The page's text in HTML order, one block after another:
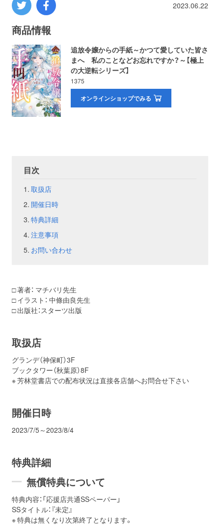
2023.06.22
商品情報
追放令嬢からの手紙～かつて愛していた皆さ
まへ 私のことなどお忘れですか？～【極上
の大逆転シリーズ】
1375
オンラインショップでみる
目次
取扱店
開催日時
特典詳細
注意事項
お問い合わせ
□ 著者： マチバリ先生
□ イラスト： 中條由良先生
□ 出版社：スターツ出版
取扱店
グランデ（神保町）3F
ブックタワー（秋葉原）8F
※ 芳林堂書店での配布状況は直接各店舗へお問合せ下さい
開催日時
2023/7/5～2023/8/4
特典詳細
無償特典について
特典内容：「応援店共通SSペーパー」
SSタイトル：『未定』
※ 特典は無くなり次第終了となります。
イベント
フェア
会社概要 プライバシーポリシー
お問い合わせ 取材のお申し込み